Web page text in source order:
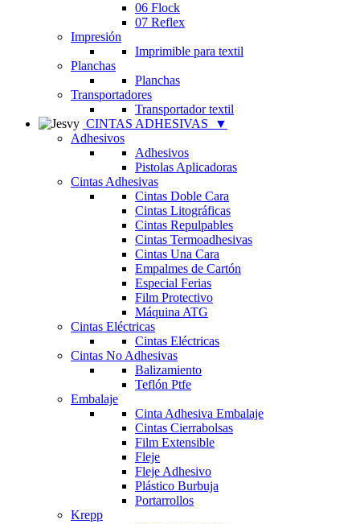
06 Flock
07 Reflex
Impresión
Imprimible para textil
Planchas
Planchas
Transportadores
Transportador textil
CINTAS ADHESIVAS
▼
Adhesivos
Adhesivos
Pistolas Aplicadoras
Cintas Adhesivas
Cintas Doble Cara
Cintas Litográficas
Cintas Repulpables
Cintas Termoadhesivas
Cintas Una Cara
Empalmes de Cartón
Especial Ferias
Film Protectivo
Máquina ATG
Cintas Eléctricas
Cintas Eléctricas
Cintas No Adhesivas
Balizamiento
Teflón Ptfe
Embalaje
Cinta Adhesiva Embalaje
Cintas Cierrabolsas
Film Extensible
Fleje
Fleje Adhesivo
Plástico Burbuja
Portarrollos
Krepp